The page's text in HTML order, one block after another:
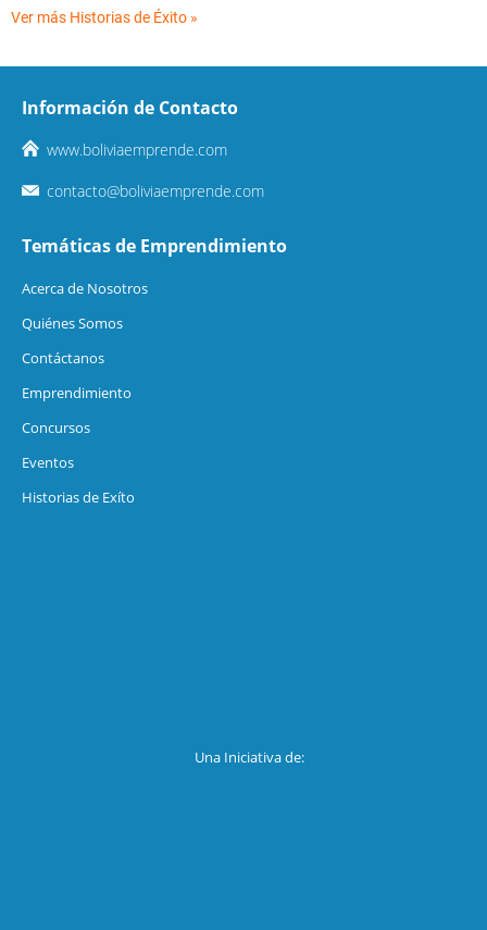
Ver más Historias de Éxito »
Información de Contacto
www.boliviaemprende.com
contacto@boliviaemprende.com
Temáticas de Emprendimiento
Acerca de Nosotros
Quiénes Somos
Contáctanos
Emprendimiento
Concursos
Eventos
Historias de Exíto
Una Iniciativa de: